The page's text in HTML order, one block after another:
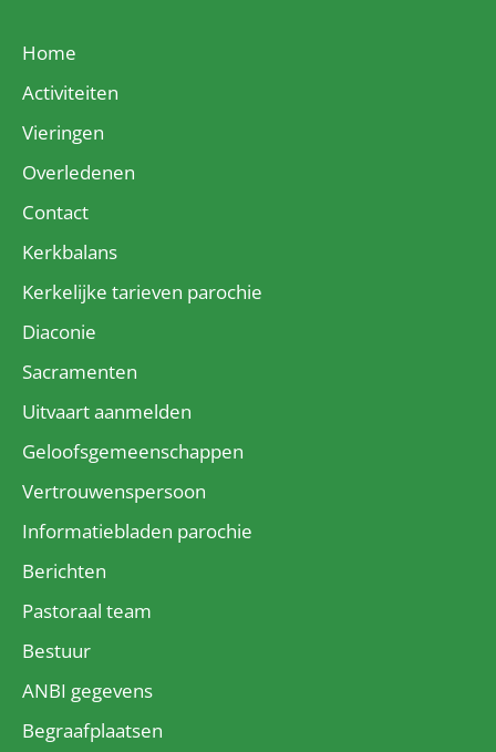
Home
Activiteiten
Vieringen
Overledenen
Contact
Kerkbalans
Kerkelijke tarieven parochie
Diaconie
Sacramenten
Uitvaart aanmelden
Geloofsgemeenschappen
Vertrouwenspersoon
Informatiebladen parochie
Berichten
Pastoraal team
Bestuur
ANBI gegevens
Begraafplaatsen